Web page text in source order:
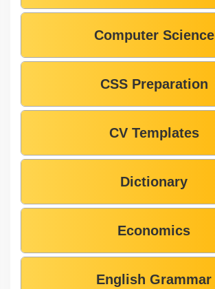
Computer Science
CSS Preparation
CV Templates
Dictionary
Economics
English Grammar